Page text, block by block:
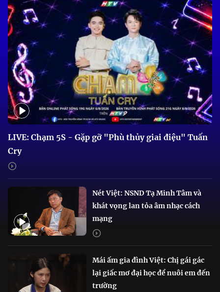
LIVE: Chạm 5S - Gặp gỡ "Phù thủy giai điệu" Tuấn
Cry
Nét Việt: NSND Tạ Minh Tâm và
khát vọng lan tỏa âm nhạc cách
mạng
Mái ấm gia đình Việt: Chị gái gác
lại giấc mơ đại học để nuôi em đến
trường